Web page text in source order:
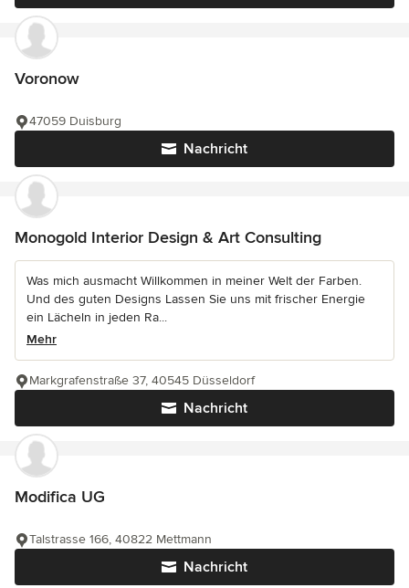
Voronow
Nachricht
47059 Duisburg
Monogold Interior Design & Art Consulting
Was mich ausmacht Willkommen in meiner Welt der Farben.
Und des guten Designs Lassen Sie uns mit frischer Energie
ein Lächeln in jeden Ra...
Mehr
Nachricht
Markgrafenstraße 37, 40545 Düsseldorf
Modifica UG
Nachricht
Talstrasse 166, 40822 Mettmann